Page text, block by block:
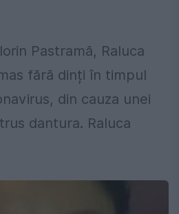
Pastramă, Raluca
fără dinți în timpul
din cauza unei
dantura. Raluca